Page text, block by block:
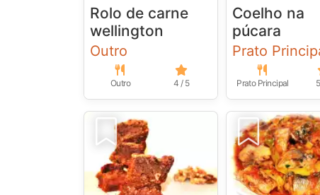
Rolo de carne
wellington
Outro
Outro 4 / 5
Coelho na
púcara
Prato
Prato Principal